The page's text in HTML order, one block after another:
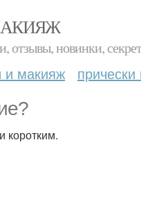
отзывы, новинки,
и макияж
коротким.